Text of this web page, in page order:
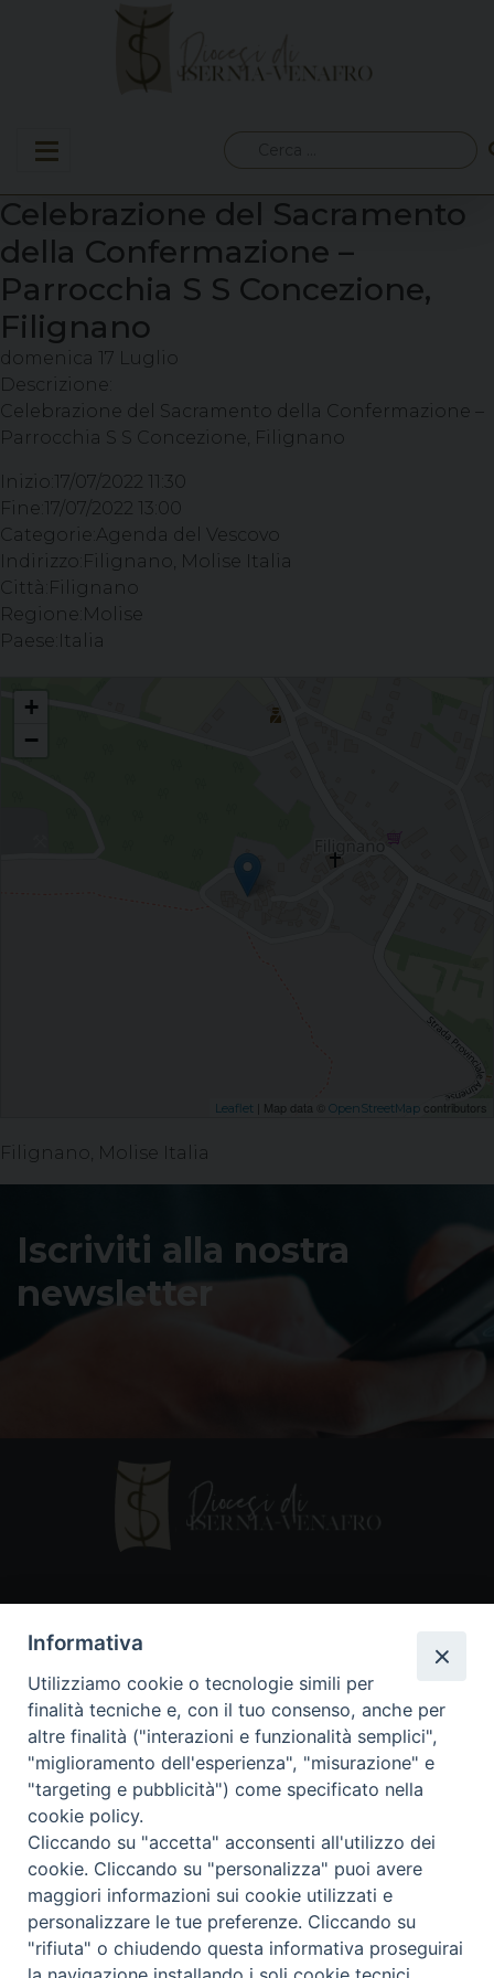
per:
Celebrazione del Sacramento
della Confermazione –
Parrocchia S S Concezione,
Filignano
domenica 17 Luglio
Descrizione:
Celebrazione del Sacramento della Confermazione –
Parrocchia S S Concezione, Filignano
Inizio: 17/07/2022 11:30
Fine: 17/07/2022 13:00
Categorie: Agenda del Vescovo
Indirizzo: Filignano, Molise Italia
Città: Filignano
Regione: Molise
Paese: Italia
Concezione, Filignano
+
−
Leaflet | Map data © OpenStreetMap contributors
Filignano, Molise Italia
Iscriviti alla nostra
newsletter
86170 Isernia
086550849
segreteria@diocesiiserniavenafro.it
I nostri social
Copyright © 2018 - Diocesi di Isernia-Venafro (C.F.
90008750946). Riproduzione solo con permesso.
Tutti i diritti sono riservati
Informativa
Utilizziamo cookie o tecnologie simili per
finalità tecniche e, con il tuo consenso, anche per
altre finalità ("interazioni e funzionalità semplici",
"miglioramento dell'esperienza", "misurazione" e
"targeting e pubblicità") come specificato nella
cookie policy.
Cliccando su "accetta" acconsenti all'utilizzo dei
cookie. Cliccando su "personalizza" puoi avere
maggiori informazioni sui cookie utilizzati e
personalizzare le tue preferenze. Cliccando su
"rifiuta" o chiudendo questa informativa proseguirai